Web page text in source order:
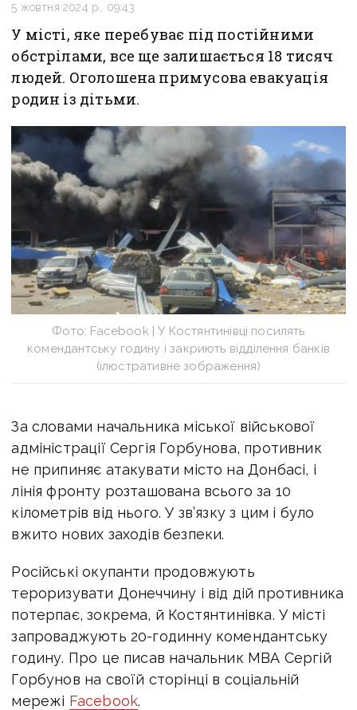
5 жовтня 2024 р., 09:43
У місті, яке перебуває під постійними
обстрілами, все ще залишається 18 тисяч
людей. Оголошена примусова евакуація
родин із дітьми.
Фото: Facebook | У Костянтинівці посилять
комендантську годину і закриють відділення банків
(ілюстративне зображення)
За словами начальника міської військової
адміністрації Сергія Горбунова, противник
не припиняє атакувати місто на Донбасі, і
лінія фронту розташована всього за 10
кілометрів від нього. У зв’язку з цим і було
вжито нових заходів безпеки.
Російські окупанти продовжують
тероризувати Донеччину і від дій противника
потерпає, зокрема, й Костянтинівка. У місті
запроваджують 20-годинну комендантську
годину. Про це писав начальник МВА Сергій
Горбунов на своїй сторінці в соціальній
мережі Facebook.